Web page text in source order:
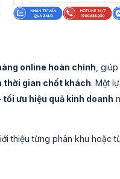
online hoàn chỉnh ,
thời gian chốt khách. Một
ưu hiệu quả kinh doanh
thiệu từng phân khu hoặc